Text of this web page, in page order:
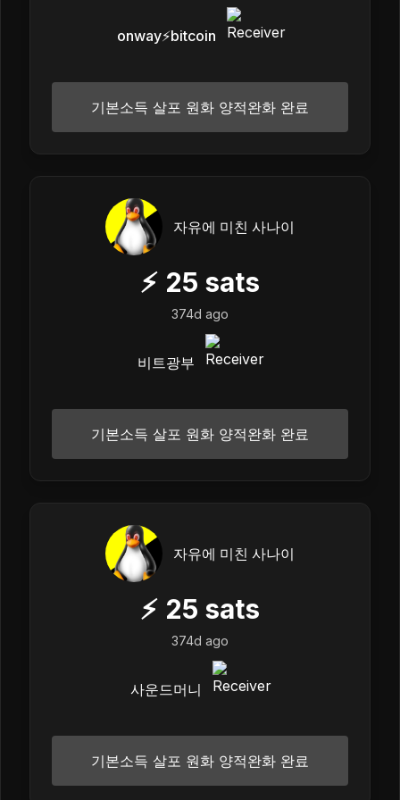
onway⚡️bitcoin
기본소득 살포 원화 양적완화 완료
자유에 미친 사나이
⚡ 25 sats
374d ago
비트광부
기본소득 살포 원화 양적완화 완료
자유에 미친 사나이
⚡ 25 sats
374d ago
사운드머니
기본소득 살포 원화 양적완화 완료